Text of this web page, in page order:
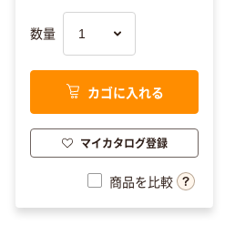
数量
カゴに入れる
マイカタログ登録
商品を比較